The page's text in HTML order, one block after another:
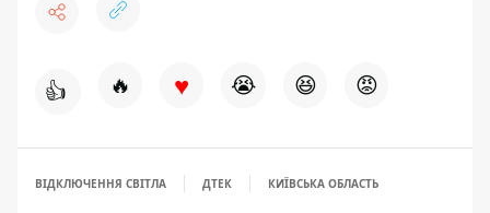
👍 🔥 ♥ 😭 😆 😡
ВІДКЛЮЧЕННЯ СВІТЛА ДТЕК КИЇВСЬКА ОБЛАСТЬ